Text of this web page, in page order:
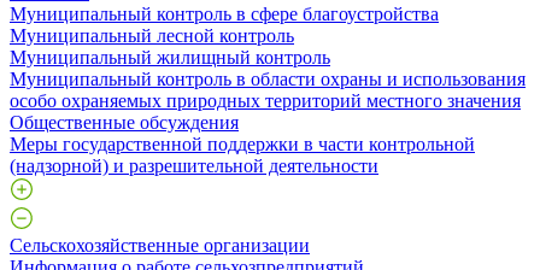
Муниципальный контроль в сфере благоустройства
Муниципальный лесной контроль
Муниципальный жилищный контроль
Муниципальный контроль в области охраны и использования
особо охраняемых природных территорий местного значения
Общественные обсуждения
Меры государственной поддержки в части контрольной
(надзорной) и разрешительной деятельности
Сельскохозяйственные организации